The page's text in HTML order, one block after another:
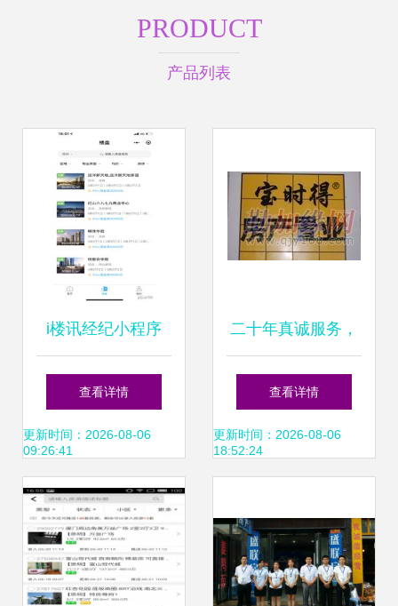
PRODUCT
产品列表
i楼讯经纪小程序
房地产经纪服务的
智能新平台
查看详情
更新时间：2026-08-06
09:26:41
二十年真诚服务，
筑就包头滨河二手
房交易信赖之选
经纪
查看详情
更新时间：2026-08-06
18:52:24